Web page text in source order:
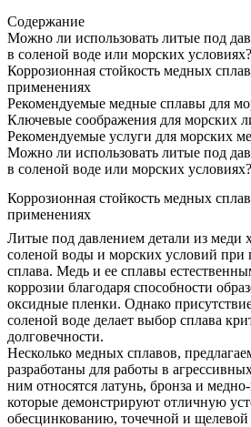
Содержание
Можно ли использовать литые под
в соленой воде или морских условиях?
Коррозионная стойкость медных
применениях
Рекомендуемые медные сплавы для
Ключевые соображения для морских
Рекомендуемые услуги для морских
Можно ли использовать литые под
в соленой воде или морских условиях?
Коррозионная стойкость медных
применениях
Литые под давлением детали из меди
соленой воды и морских условий при
сплава. Медь и ее сплавы
коррозии благодаря способности
оксидные пленки. Однако
соленой воде делает выбор сплава
долговечности.
Несколько медных сплавов,
разработаны для работы в
ним относятся латунь, бронза и
которые демонстрируют отличную
обесцинкованию, точечной и щелевой